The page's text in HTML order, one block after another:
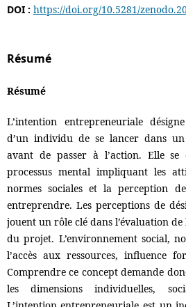
DOI : https://doi.org/10.5281/
Résumé
Résumé
L’intention entrepreneuriale
d’un individu de se lancer dans
avant de passer à l’action. Elle
processus mental impliquant les
normes sociales et la perception
entreprendre. Les perceptions de
jouent un rôle clé dans l’évaluation
du projet. L’environnement social,
l’accès aux ressources, influence
Comprendre ce concept demande
les dimensions individuelles,